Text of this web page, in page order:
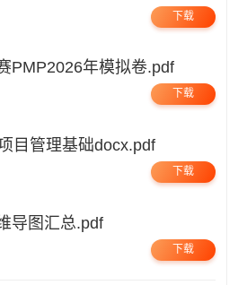
下载
PMP2026年模拟卷.pdf
下载
目管理基础docx.pdf
下载
导图汇总.pdf
下载